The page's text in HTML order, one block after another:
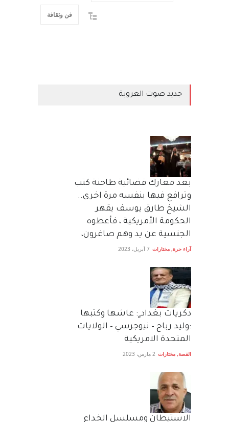
فن وثقافة
جديد صوت العروبة
بعد معارك قضائية طاحنة كتب
وترافع فيها بنفسه مرة اخرى..
الشيخ طارق يوسف يقهر
الحكومة الأمريكية ، فأعطوه
الجنسية عن يد وهم صاغرون،
آراء حرة, مختارات 7 أبريل، 2023
دكريات بغداد ٍ: عاشها وكتبها
:وليد رباح – نيوجرسي – الولايات
المتحدة الامريكية
القصة, مختارات 2 مارس، 2023
الاستيطان ومسلسل الخداع